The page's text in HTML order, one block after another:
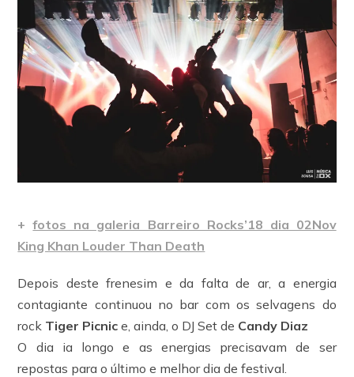
+fotos na galeria Barreiro Rocks’18 dia 02Nov
King Khan Louder Than Death
Depois deste frenesim e da falta de ar, a energia
contagiante continuou no bar com os selvagens do
rock Tiger Picnic e, ainda, o DJ Set de Candy Diaz
O dia ia longo e as energias precisavam de ser
repostas para o último e melhor dia de festival.